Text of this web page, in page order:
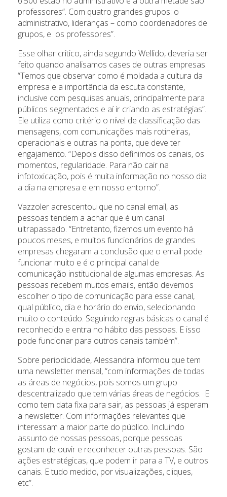
professores”. Com quatro grandes grupos: o
administrativo, lideranças – como coordenadores de
grupos, e os professores”.
Esse olhar critico, ainda segundo Wellido, deveria ser
feito quando analisamos cases de outras empresas.
“Temos que observar como é moldada a cultura da
empresa e a importância da escuta constante,
inclusive com pesquisas anuais, principalmente para
públicos segmentados e aí ir criando as estratégias”.
Ele utiliza como critério o nível de classificação das
mensagens, com comunicações mais rotineiras,
operacionais e outras na ponta, que deve ter
engajamento. “Depois disso definimos os canais, os
momentos, regularidade. Para não cair na
infotoxicação, pois é muita informação no nosso dia
a dia na empresa e em nosso entorno”.
Vazzoler acrescentou que no canal email, as
pessoas tendem a achar que é um canal
ultrapassado. “Entretanto, fizemos um evento há
poucos meses, e muitos funcionários de grandes
empresas chegaram a conclusão que o email pode
funcionar muito e é o principal canal de
comunicação institucional de algumas empresas. As
pessoas recebem muitos emails, então devemos
escolher o tipo de comunicação para esse canal,
qual público, dia e horário do envio, selecionando
muito o conteúdo. Seguindo regras básicas o canal é
reconhecido e entra no hábito das pessoas. E isso
pode funcionar para outros canais também”.
Sobre periodicidade, Alessandra informou que tem
uma newsletter mensal, “com informações de todas
as áreas de negócios, pois somos um grupo
descentralizado que tem várias áreas de negócios. E
como tem data fixa para sair, as pessoas já esperam
a newsletter. Com informações relevantes que
interessam a maior parte do público. Incluindo
assunto de nossas pessoas, porque pessoas
gostam de ouvir e reconhecer outras pessoas. São
ações estratégicas, que podem ir para a TV, e outros
canais. E tudo medido, por visualizações, cliques,
etc”.